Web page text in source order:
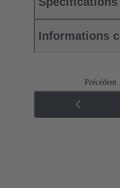
Informations
Précédent